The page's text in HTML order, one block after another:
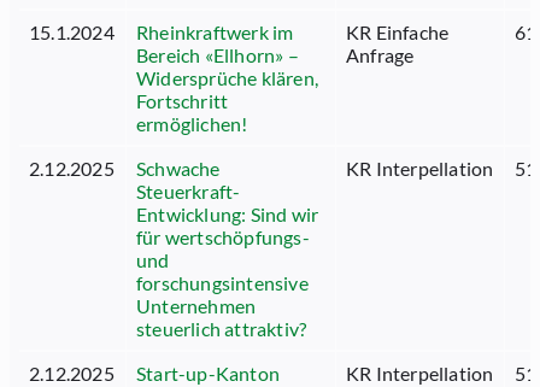
15.1.2024
Rheinkraftwerk im
Bereich «Ellhorn» –
Widersprüche klären,
Fortschritt
ermöglichen!
KR Einfache
Anfrage
2.12.2025
Schwache
Steuerkraft-
Entwicklung: Sind wir
für wertschöpfungs-
und
forschungsintensive
Unternehmen
steuerlich attraktiv?
KR Interpellation
2.12.2025
Start-up-Kanton
KR Interpellation